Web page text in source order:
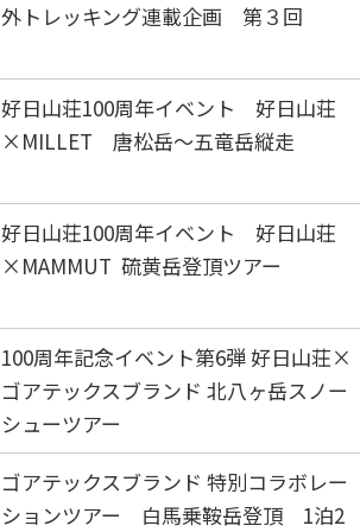
外トレッキング連載企画 第３回
好日山荘100周年イベント 好日山荘
×MILLET 唐松岳～五竜岳縦走
好日山荘100周年イベント 好日山荘
×MAMMUT 硫黄岳登頂ツアー
100周年記念イベント第6弾 好日山荘×
ゴアテックスブランド 北八ヶ岳スノー
シューツアー
ゴアテックスブランド 特別コラボレー
ションツアー 白馬乗鞍岳登頂 1泊2